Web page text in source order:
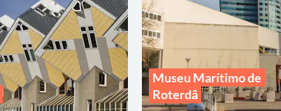
Museu Marítimo de
Roterdã